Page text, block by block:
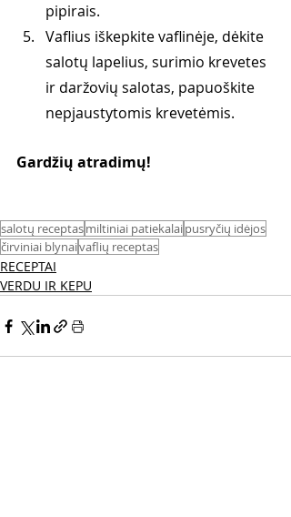
pipirais.
Vaflius iškepkite vaflinėje, dėkite
salotų lapelius, surimio krevetes
ir daržovių salotas, papuoškite
nepjaustytomis krevetėmis.
Gardžių atradimų!
salotų receptasmiltiniai patiekalaipusryčių idėjos
čirviniai blynaivaflių receptas
RECEPTAI
VERDU IR KEPU